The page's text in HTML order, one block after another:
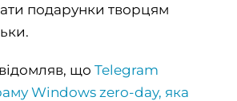
подарунки творцям
що Telegram
Windows zero-day, яка